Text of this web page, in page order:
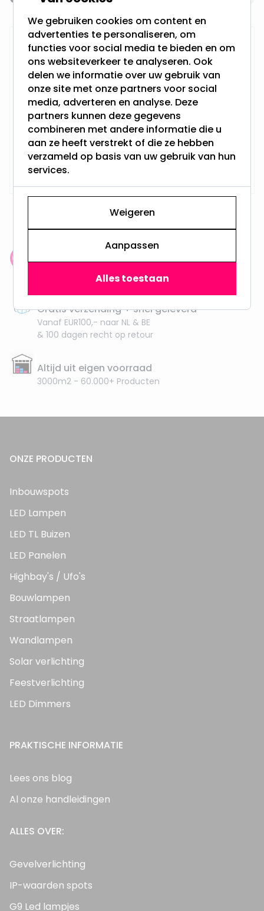
Installatiedraad 2 x 0.75 Grijs |
Per Meter
Op voorraad,
Klantenbeoordeling: 9.4/10
meer dan 100.000 klanten gingen u voor
Gratis verzending + snel geleverd
Vanaf EUR100,- naar NL & BE
& 100 dagen recht op retour
Altijd uit eigen voorraad
3000m2 - 60.000+ Producten
ONZE PRODUCTEN
Inbouwspots
LED Lampen
LED TL Buizen
LED Panelen
Highbay's / Ufo's
Bouwlampen
Straatlampen
Wandlampen
Solar verlichting
Feestverlichting
LED Dimmers
PRAKTISCHE INFORMATIE
Lees ons blog
Al onze handleidingen
ALLES OVER:
Gevelverlichting
IP-waarden spots
G9 Led lampjes
We gebruiken cookies om content en
advertenties te personaliseren, om
functies voor social media te bieden en om
ons websiteverkeer te analyseren. Ook
delen we informatie over uw gebruik van
onze site met onze partners voor social
media, adverteren en analyse. Deze
partners kunnen deze gegevens
combineren met andere informatie die u
aan ze heeft verstrekt of die ze hebben
verzameld op basis van uw gebruik van hun
services.
Weigeren
Aanpassen
Alles toestaan